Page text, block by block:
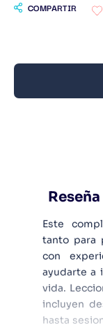
COMPARTIR
Reseña
Este
tanto para
con
ayudarte a
vida.
incluyen
hasta